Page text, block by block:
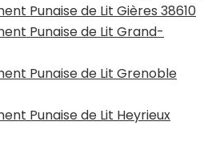
Punaise de Lit Gières 38610
Punaise de Lit Grand-
Punaise de Lit Grenoble
Punaise de Lit Heyrieux